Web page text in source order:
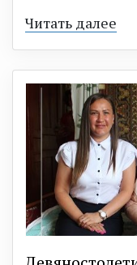
Читать далее